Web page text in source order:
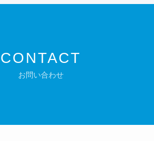
CONTACT
お問い合わせ